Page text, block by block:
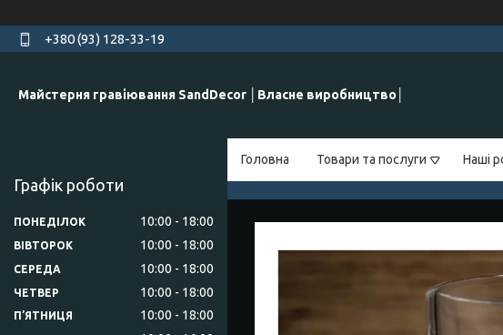
+380 (93) 128-33-19
Майстерня гравіювання SandDecor │Власне виробництво│
Головна Товари та послуги Наші
Графік роботи
ПОНЕДІЛОК 10:00 18:00
ВІВТОРОК 10:00 18:00
СЕРЕДА 10:00 18:00
ЧЕТВЕР 10:00 18:00
ПʼЯТНИЦЯ 10:00 18:00